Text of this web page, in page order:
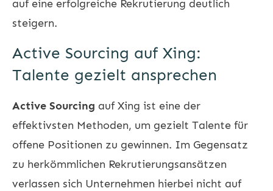
auf eine erfolgreiche Rekrutierung deutlich
steigern.
Active Sourcing auf Xing:
Talente gezielt ansprechen
Active Sourcing auf Xing ist eine der
effektivsten Methoden, um gezielt Talente für
offene Positionen zu gewinnen. Im Gegensatz
zu herkömmlichen Rekrutierungsansätzen
verlassen sich Unternehmen hierbei nicht auf